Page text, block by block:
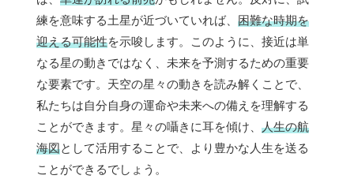
練を意味する土星が近づいていれば、 困難な時期を
迎える可能性を示唆します。このように、接近は単
なる星の動きではなく、未来を予測するための重要
な要素です。天空の星々の動きを読み解くことで、
私たちは自分自身の運命や未来への備えを理解する
ことができます。星々の囁きに耳を傾け、 人生の航
海図として活用することで、より豊かな人生を送る
ことができるでしょう。